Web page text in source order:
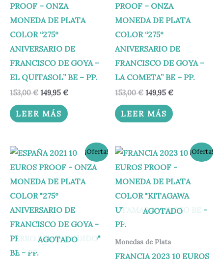
PROOF – ONZA
MONEDA DE PLATA
COLOR “275°
ANIVERSARIO DE
FRANCISCO DE GOYA –
EL QUITASOL” BE – PP.
153,00€ 149,95 €
LEER MÁS
PROOF – ONZA
MONEDA DE PLATA
COLOR “275°
ANIVERSARIO DE
FRANCISCO DE GOYA –
LA COMETA” BE – PP.
153,00€ 149,95 €
LEER MÁS
¡Oferta!
AGOTADO
El
precio
original
era:
153,00 €.
El
precio
actual
es:
149,95 €.
¡Oferta!
AGOTADO
Monedas de Plata
FRANCIA 2023 10 EUROS
El
precio
original
era:
175,00 €.
El
precio
actual
es:
115,00 €.